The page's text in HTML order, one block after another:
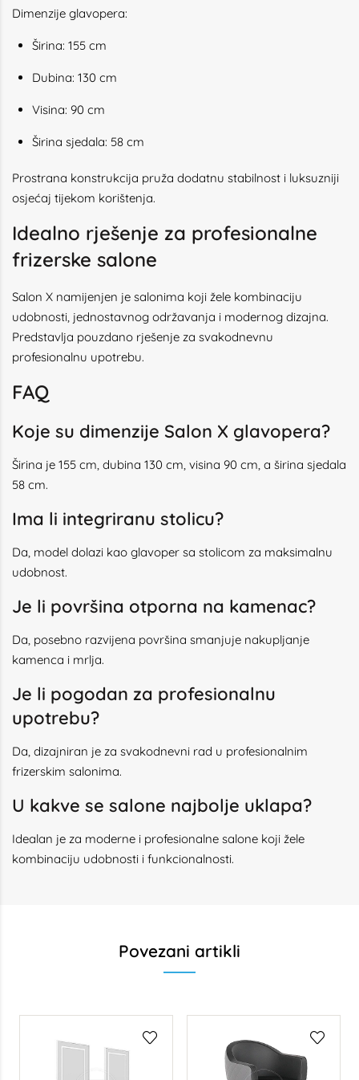
Dimenzije glavopera:
Širina: 155 cm
Dubina: 130 cm
Visina: 90 cm
Širina sjedala: 58 cm
Prostrana konstrukcija pruža dodatnu stabilnost i luksuzniji
osjećaj tijekom korištenja.
Idealno rješenje za profesionalne
frizerske salone
Salon X namijenjen je salonima koji žele kombinaciju
udobnosti, jednostavnog održavanja i modernog dizajna.
Predstavlja pouzdano rješenje za svakodnevnu
profesionalnu upotrebu.
FAQ
Koje su dimenzije Salon X glavopera?
Širina je 155 cm, dubina 130 cm, visina 90 cm, a širina sjedala
58 cm.
Ima li integriranu stolicu?
Da, model dolazi kao glavoper sa stolicom za maksimalnu
udobnost.
Je li površina otporna na kamenac?
Da, posebno razvijena površina smanjuje nakupljanje
kamenca i mrlja.
Je li pogodan za profesionalnu
upotrebu?
Da, dizajniran je za svakodnevni rad u profesionalnim
frizerskim salonima.
U kakve se salone najbolje uklapa?
Idealan je za moderne i profesionalne salone koji žele
kombinaciju udobnosti i funkcionalnosti.
Povezani artikli